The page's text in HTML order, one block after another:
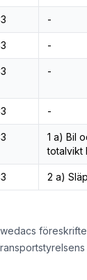
-
-
-
-
1 a) Bil
totalvikt
2 a)